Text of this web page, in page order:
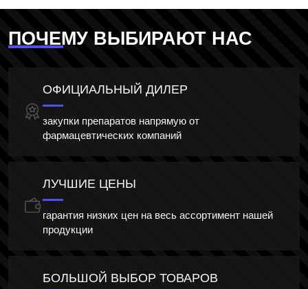
ПОЧЕМУ ВЫБИРАЮТ НАС
ОФИЦИАЛЬНЫЙ ДИЛЕР
закупки препаратов напрямую от
фармацевтических компаний
ЛУЧШИЕ ЦЕНЫ
гарантия низких цен на весь ассортимент нашей
продукции
БОЛЬШОЙ ВЫБОР ТОВАРОВ